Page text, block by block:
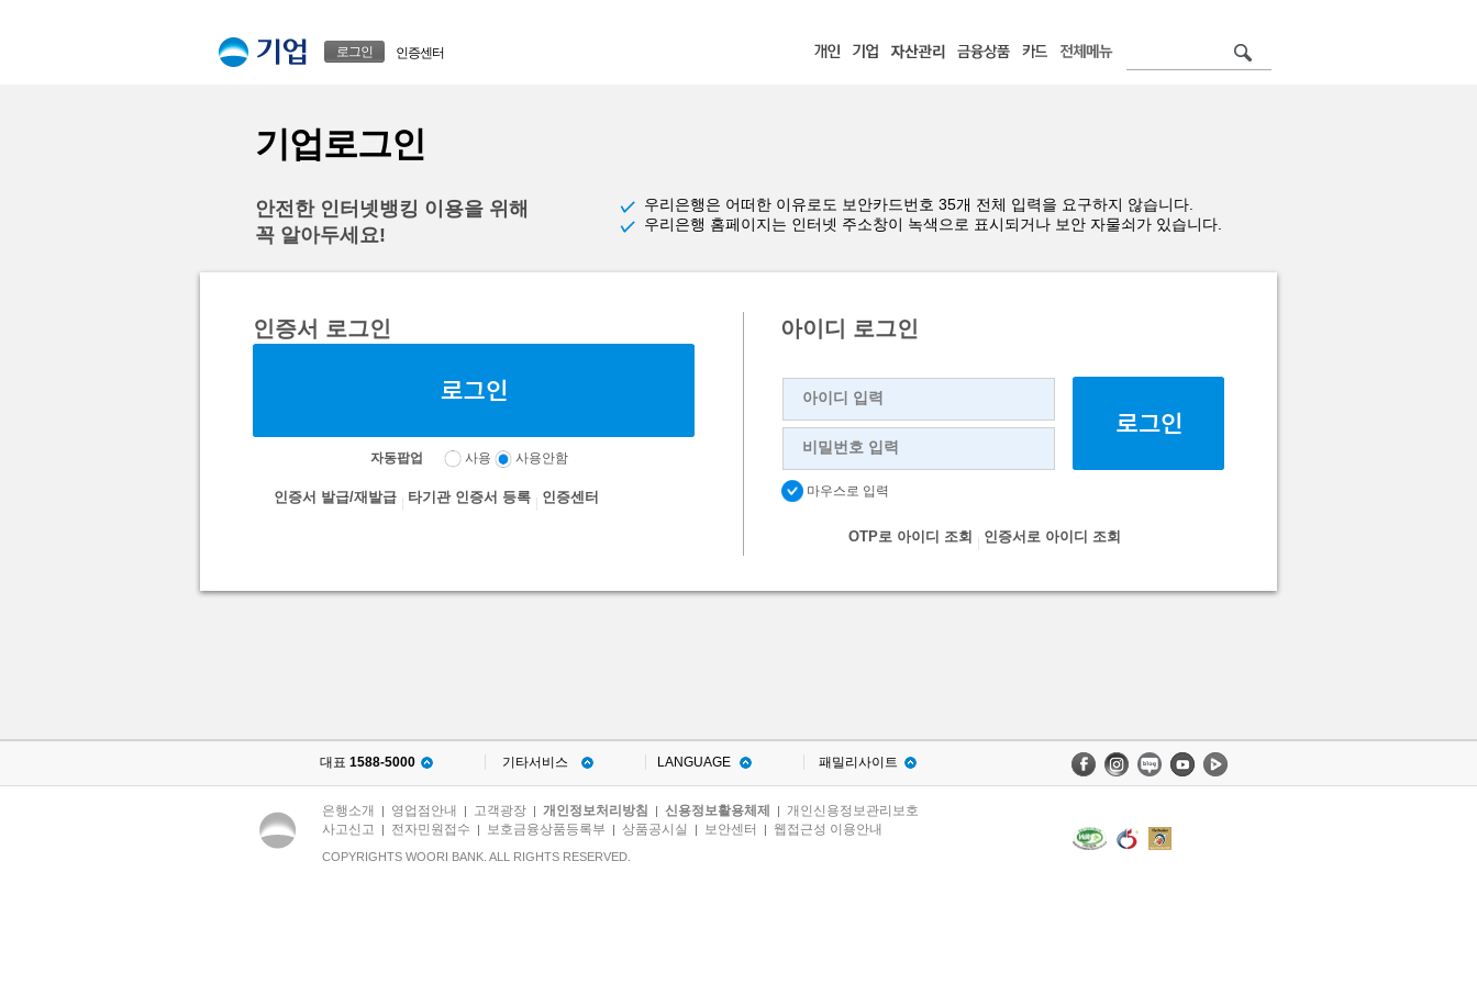
로그인 인증센터
기업로그인
안전한 인터넷뱅킹 이용을 위해
꼭 알아두세요!
우리은행은 어떠한 이유로도 보안카드번호 35개 전체 입력을 요구하지 않습니다.
우리은행 홈페이지는 인터넷 주소창이 녹색으로 표시되거나 보안 자물쇠가 있습니다.
인증서 로그인
자동팝업 사용 사용안함
인증서 발급/재발급 타기관 인증서 등록 인증센터
아이디 로그인
아이디 입력
마우스로 입력
비밀번호 입력
OTP로 아이디 조회 인증서로 아이디 조회
대표 1588-5000 기타서비스 LANGUAGE 패밀리사이트
은행소개 | 영업점안내 | 고객광장 | 개인정보처리방침 | 신용정보활용체제 | 개인신용정보관리보호
사고신고 | 전자민원접수 | 보호금융상품등록부 | 상품공시실 | 보안센터 | 웹접근성 이용안내
COPYRIGHTS WOORI BANK. ALL RIGHTS RESERVED.